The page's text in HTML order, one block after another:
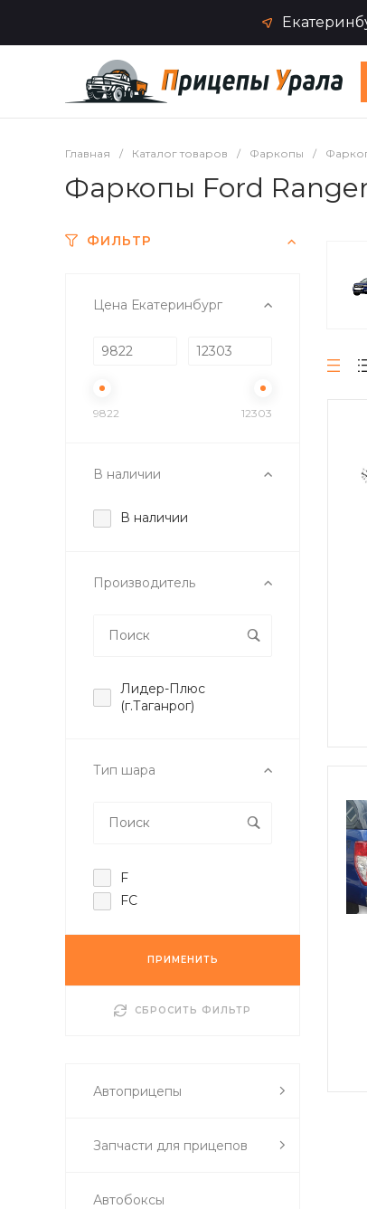
Главная / Каталог товаров / Фаркопы /
Фаркопы Ford
ФИЛЬТР
Цена Екатеринбург
9822 12303
В наличии
В наличии
Производитель
Лидер-Плюс
(г.Таганрог)
Тип шара
F
FC
ПРИМЕНИТЬ
СБРОСИТЬ ФИЛЬТР
Автоприцепы
Запчасти для прицепов
Автобоксы